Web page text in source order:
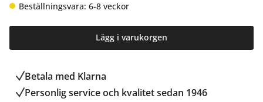
Beställningsvara: 6-8 veckor
Lägg i varukorgen
Betala med Klarna
Personlig service och kvalitet sedan 1946